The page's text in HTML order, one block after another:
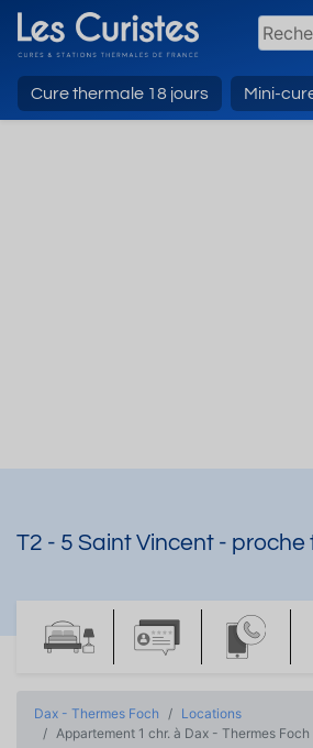
Cure thermale 18 jours Mini-
T2 - 5 Saint Vincent - proche
Dax - Thermes Foch
Locations
Appartement 1 chr. à Dax - Thermes Foch